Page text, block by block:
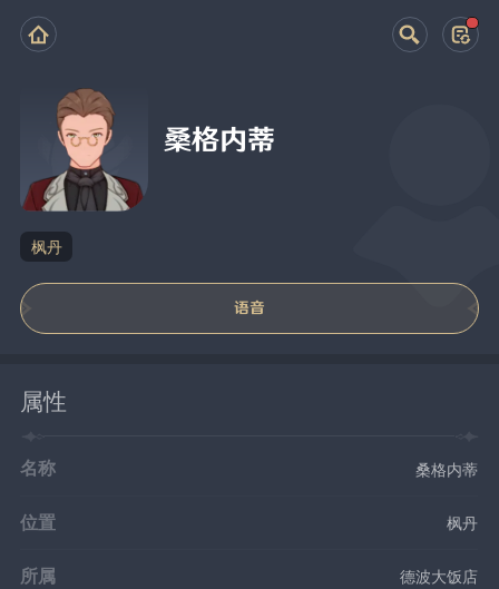
桑格内蒂
枫丹
语音
属性
名称 桑格内蒂
位置 枫丹
所属 德波大饭店